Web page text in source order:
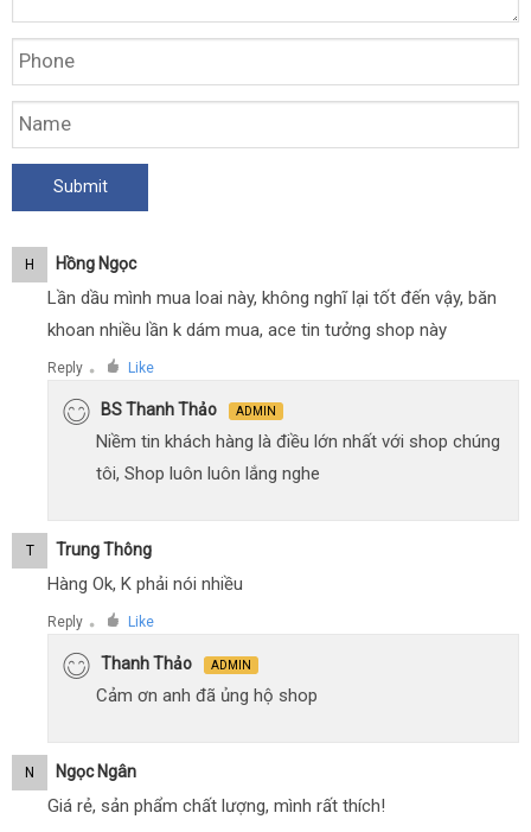
H Hồng Ngọc
Lần dầu mình mua loai này, không nghĩ lại tốt đến vậy, băn
khoan nhiều lần k dám mua, ace tin tưởng shop này
Reply ● Like
BS Thanh Thảo ADMIN
Niềm tin khách hàng là điều lớn nhất với shop chúng
tôi, Shop luôn luôn lắng nghe
T Trung Thông
Hàng Ok, K phải nói nhiều
Reply ● Like
Thanh Thảo ADMIN
Cảm ơn anh đã ủng hộ shop
N Ngọc Ngân
Giá rẻ, sản phẩm chất lượng, mình rất thích!